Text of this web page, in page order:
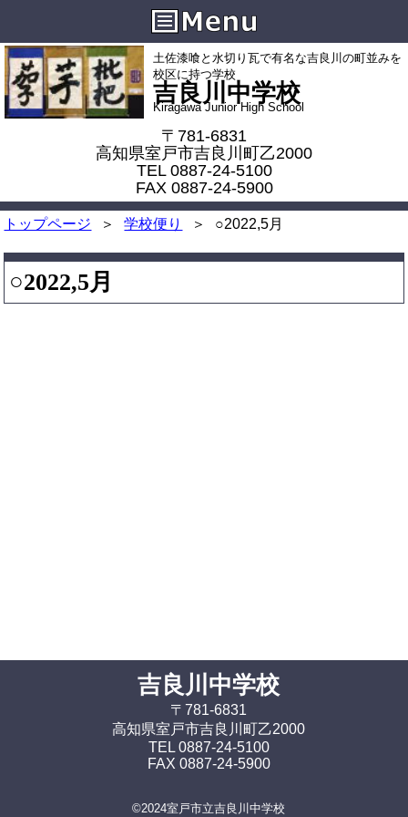
土佐漆喰と水切り瓦で有名な吉良川の町並みを
校区に持つ学校
吉良川中学校
Kiragawa Junior High School
〒781-6831
高知県室戸市吉良川町乙2000
TEL 0887-24-5100
FAX 0887-24-5900
トップページ 学校便り ○2022,5月
○2022,5月
吉良川中学校
〒781-6831
高知県室戸市吉良川町乙2000
TEL 0887-24-5100
FAX 0887-24-5900
©2024室戸市立吉良川中学校